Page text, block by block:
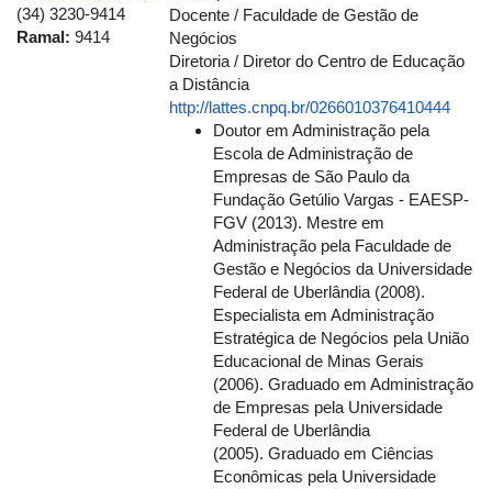
(34) 3230-9414
Ramal: 9414
Docente / Faculdade de Gestão de
Negócios
Diretoria / Diretor do Centro de Educação
a Distância
http://lattes.cnpq.br/0266010376410444
Doutor em Administração pela
Escola de Administração de
Empresas de São Paulo da
Fundação Getúlio Vargas - EAESP-
FGV (2013). Mestre em
Administração pela Faculdade de
Gestão e Negócios da Universidade
Federal de Uberlândia (2008).
Especialista em Administração
Estratégica de Negócios pela União
Educacional de Minas Gerais
(2006). Graduado em Administração
de Empresas pela Universidade
Federal de Uberlândia
(2005). Graduado em Ciências
Econômicas pela Universidade